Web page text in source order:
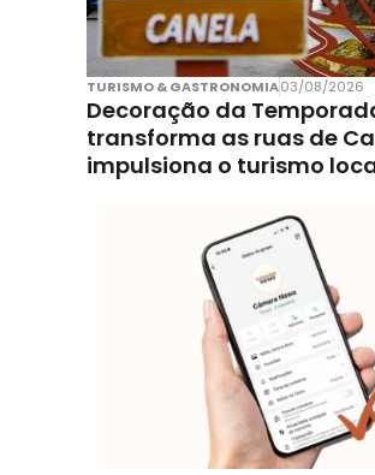
TURISMO & GASTRONOMIA03/08/2026
Decoração da
transforma as ruas de
impulsiona o turismo